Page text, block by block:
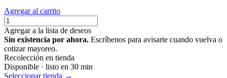
Agregar al carrito
Agregar a la lista de deseos
Sin existencia por ahora. Escríbenos para avisarte cuando vuelva o
cotizar mayoreo.
Recolección en tienda
Disponible · listo en 30 min
Seleccionar tienda →